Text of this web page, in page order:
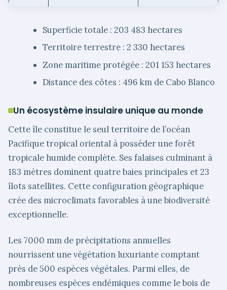
Superficie totale : 203 483 hectares
Territoire terrestre : 2 330 hectares
Zone maritime protégée : 201 153 hectares
Distance des côtes : 496 km de Cabo Blanco
Un écosystème insulaire unique au monde
Cette île constitue le seul territoire de l’océan
Pacifique tropical oriental à posséder une forêt
tropicale humide complète. Ses falaises culminant à
183 mètres dominent quatre baies principales et 23
îlots satellites. Cette configuration géographique
crée des microclimats favorables à une biodiversité
exceptionnelle.
Les 7000 mm de précipitations annuelles
nourrissent une végétation luxuriante comptant
près de 500 espèces végétales. Parmi elles, de
nombreuses espèces endémiques comme le bois de